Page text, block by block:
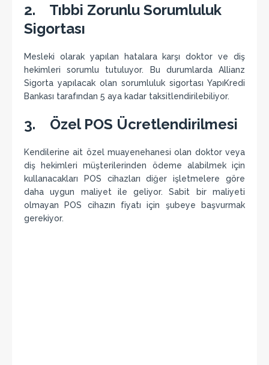
2. Tıbbi Zorunlu Sorumluluk
Sigortası
Mesleki olarak yapılan hatalara karşı doktor ve diş
hekimleri sorumlu tutuluyor. Bu durumlarda Allianz
Sigorta yapılacak olan sorumluluk sigortası YapıKredi
Bankası tarafından 5 aya kadar taksitlendirilebiliyor.
3. Özel POS Ücretlendirilmesi
Kendilerine ait özel muayenehanesi olan doktor veya
diş hekimleri müşterilerinden ödeme alabilmek için
kullanacakları POS cihazları diğer işletmelere göre
daha uygun maliyet ile geliyor. Sabit bir maliyeti
olmayan POS cihazın fiyatı için şubeye başvurmak
gerekiyor.